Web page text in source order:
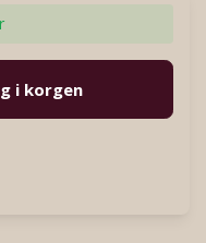
i korgen